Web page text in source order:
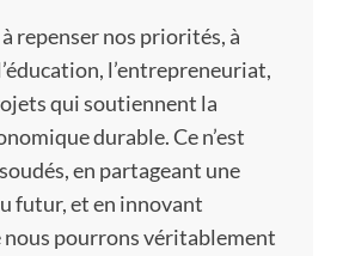
repenser nos priorités, à
l’entrepreneuriat,
qui soutiennent la
durable. Ce n’est
en partageant une
futur, et en innovant
nous pourrons véritablement